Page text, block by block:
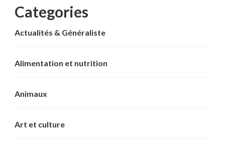
Categories
Actualités & Généraliste
Alimentation et nutrition
Animaux
Art et culture